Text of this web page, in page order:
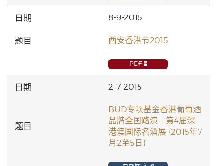
8-9-2015
西安香港节2015
PDF
2-7-2015
BUD专项基金香港葡萄酒
品牌全国路演 - 第4届深
港澳国际名酒展 (2015年7
月2至5日)